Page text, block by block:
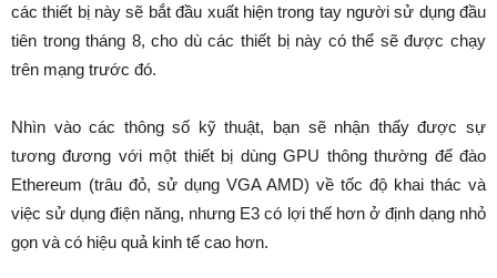
các thiết bị này sẽ bắt đầu xuất hiện trong tay người sử dụng đầu
tiên trong tháng 8, cho dù các thiết bị này có thể sẽ được chạy
trên mạng trước đó.
Nhìn vào các thông số kỹ thuật, bạn sẽ nhận thấy được sự
tương đương với một thiết bị dùng GPU thông thường để đào
Ethereum (trâu đỏ, sử dụng VGA AMD) về tốc độ khai thác và
việc sử dụng điện năng, nhưng E3 có lợi thế hơn ở định dạng nhỏ
gọn và có hiệu quả kinh tế cao hơn.